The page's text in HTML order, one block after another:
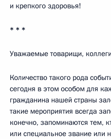
и крепкого здоровья!
* * *
Уважаемые товарищи,
Количество такого рода
сегодня в этом особом для
гражданина нашей страны
такие мероприятия всегда
конечно, запоминаются тем,
или специальное звание или